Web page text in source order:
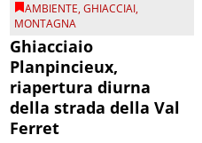
AMBIENTE,GHIACCIAI,
MONTAGNA
Ghiacciaio
Planpincieux,
riapertura diurna
della strada della Val
Ferret